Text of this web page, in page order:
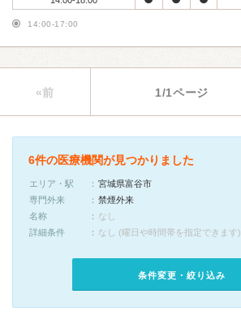
14:00-17:00
«前 1/1ページ
6件の医療機関が見つかりました
エリア・駅
宮城県富谷市
専門外来
禁煙外来
名称
なし
詳細条件
なし (曜日や時間帯を指定できます)
条件変更・絞り込み